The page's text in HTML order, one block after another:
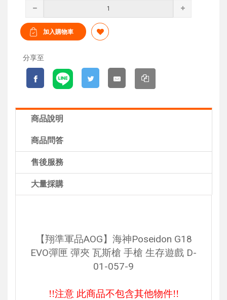
分享至
商品說明
商品問答
售後服務
大量採購
【翔準軍品AOG】海神Poseidon G18
EVO彈匣 彈夾 瓦斯槍 手槍 生存遊戲 D-
01-057-9
!!注意 此商品不包含其他物件!!